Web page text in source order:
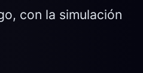
con la simulación